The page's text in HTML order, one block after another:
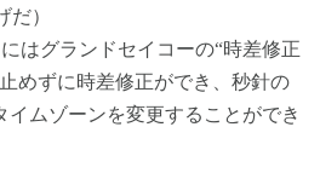
だ）
はグランドセイコーの“時差修正
めずに時差修正ができ、秒針の
ムゾーンを変更することができ